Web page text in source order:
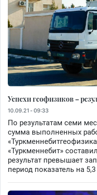
Успехи геофизиков –
10.09.21 - 09:33
По результатам семи
сумма выполненных
«Туркменнебит»
результат превышает
период показатель на